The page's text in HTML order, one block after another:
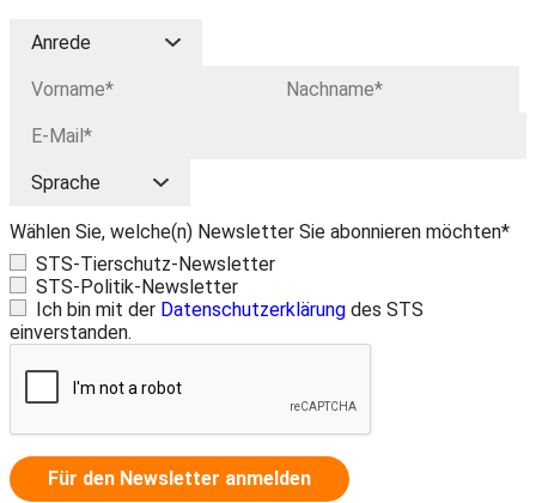
Wählen Sie, welche(n) Newsletter Sie abonnieren möchten*
STS-Tierschutz-Newsletter
STS-Politik-Newsletter
Ich bin mit der Datenschutzerklärung des STS
einverstanden.
Für den Newsletter anmelden